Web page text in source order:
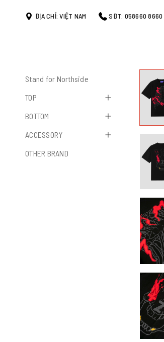
ĐỊA CHỈ: VIỆT NAM SĐT: 058660 8660
Stand for Northside
TOP
BOTTOM
ACCESSORY
OTHER BRAND